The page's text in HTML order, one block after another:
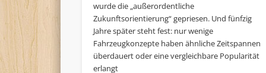
wurde die „außerordentliche
Zukunftsorientierung“ gepriesen. Und fünfzig
Jahre später steht fest: nur wenige
Fahrzeugkonzepte haben ähnliche Zeitspannen
überdauert oder eine vergleichbare Popularität
erlangt